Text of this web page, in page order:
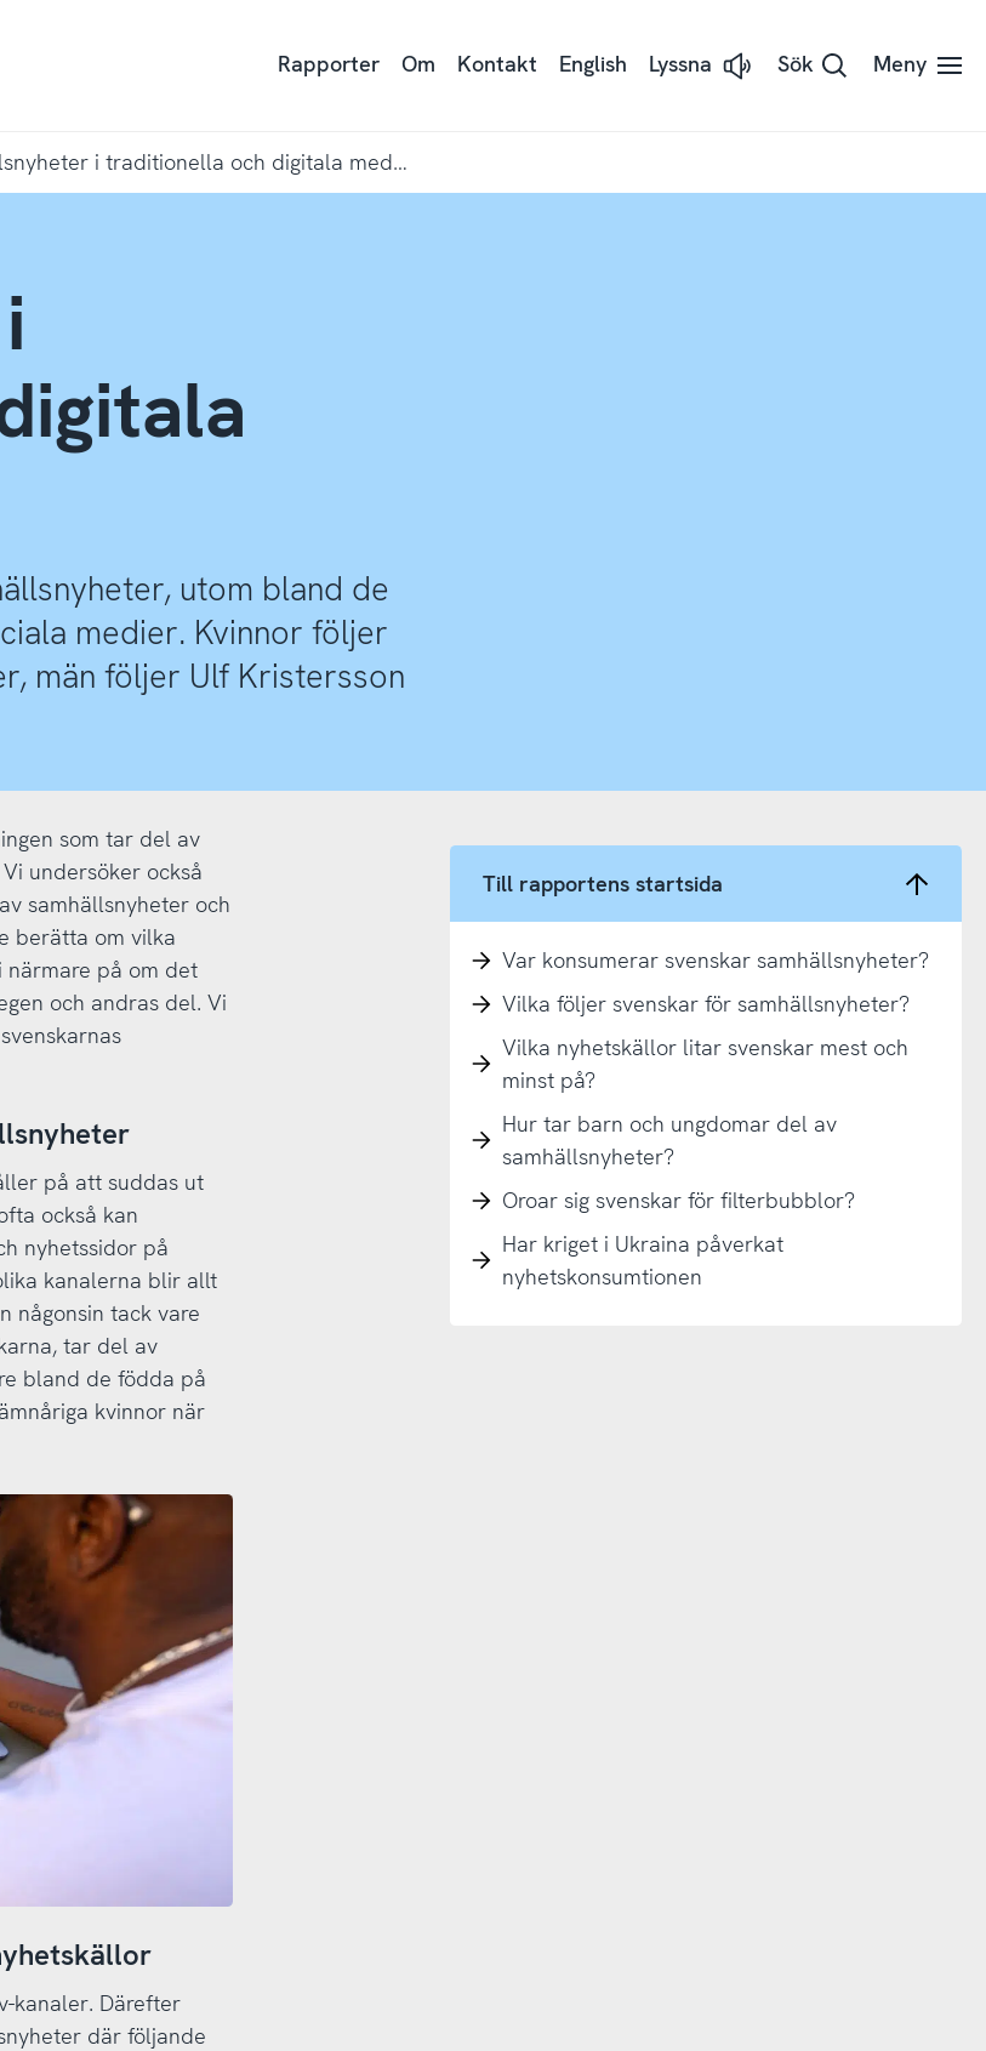
Rapporter Om Kontakt English Lyssna
Lyssna Sök Meny
Samhällsnyheter i traditionella och digitala medier
utom bland de
medier. Kvinnor följer
män följer Ulf Kristersson
Till rapportens startsida
Var konsumerar svenskar samhällsnyheter?
Vilka följer svenskar för samhällsnyheter?
Vilka nyhetskällor litar svenskar mest och
minst på?
Hur tar barn och ungdomar del av
samhällsnyheter?
Oroar sig svenskar för filterbubblor?
Har kriget i Ukraina påverkat
nyhetskonsumtionen
som tar del av
undersöker också
samhällsnyheter och
berätta om vilka
på om det
och andras del. Vi
på att suddas ut
också kan
nyhetssidor på
kanalerna blir allt
någonsin tack vare
tar del av
bland de födda på
kvinnor när
kanaler. Därefter
där följande